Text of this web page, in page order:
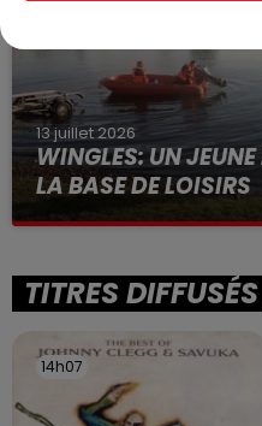
13 juillet 2026
WINGLES: UN
LA BASE DE LOISIRS
La victime a coulé à pic
TITRES DIFFUSÉS
14h07
14h07